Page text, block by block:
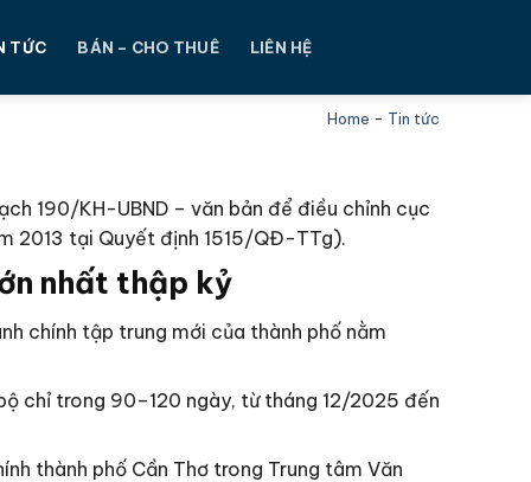
TỨC BÁN – CHO THUÊ LIÊN HỆ
Home - Tin tức
190/KH-UBND – văn bản để điều chỉnh cục
2013 tại Quyết định 1515/QĐ-TTg).
nhất thập kỷ
chính tập trung mới của thành phố nằm
chỉ trong 90–120 ngày, từ tháng 12/2025 đến
thành phố Cần Thơ trong Trung tâm Văn